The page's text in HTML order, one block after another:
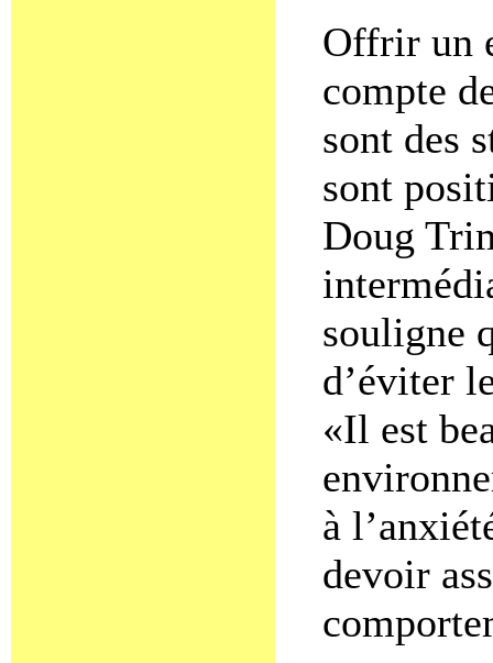
Offrir un
compte
sont des
sont
Doug
souligne
d’éviter
«Il est
à
devoir